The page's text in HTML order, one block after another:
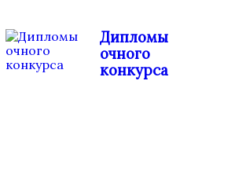
Дипломы
очного
конкурса